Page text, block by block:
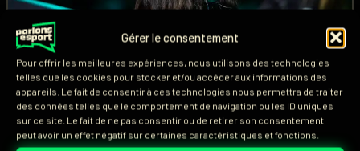
Gérer le consentement
Pour offrir les meilleures expériences, nous utilisons des technologies
telles que les cookies pour stocker et/ou accéder aux informations des
appareils. Le fait de consentir à ces technologies nous permettra de traiter
des données telles que le comportement de navigation ou les ID uniques
sur ce site. Le fait de ne pas consentir ou de retirer son consentement
peut avoir un effet négatif sur certaines caractéristiques et fonctions.
G2 ESPORTS,LEC